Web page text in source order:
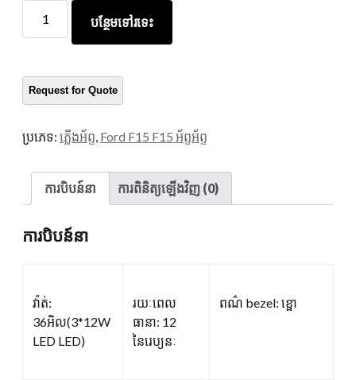
មាន
បន្ថែមទៅរទេះ
ប្រភេទ: ភ្លើងអ័ព្ទ Ford F15 F15 អ័ព្ទអ័ព្ទ
ការបិបន៍នា ការពិនិត្យឡើងវិញ (0)
ការបិបន៍នា
វ៉ាត់:
36អិល(3*12W
LED LED)
រយៈពេល
ធានា: 12
នៃរេប្យនៈ
ពណ៌ bezel: ខ្ផោ